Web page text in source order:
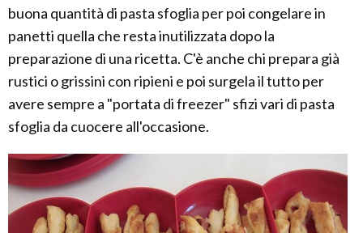
buona quantità di pasta sfoglia per poi congelare in
panetti quella che resta inutilizzata dopo la
preparazione di una ricetta. C'è anche chi prepara già
rustici o grissini con ripieni e poi surgela il tutto per
avere sempre a "portata di freezer" sfizi vari di pasta
sfoglia da cuocere all'occasione.